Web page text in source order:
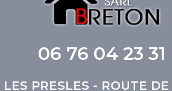
06 76 04 23 31
LES PRESLES - ROUTE